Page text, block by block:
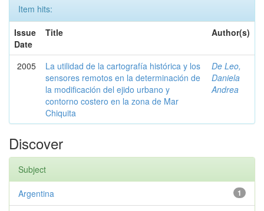
Item hits:
Issue
Date
Title Author(s)
2005
La utilidad de la cartografía histórica y los
sensores remotos en la determinación de
la modificación del ejido urbano y
contorno costero en la zona de Mar
Chiquita
De Leo,
Daniela
Andrea
Discover
Subject
1
Argentina